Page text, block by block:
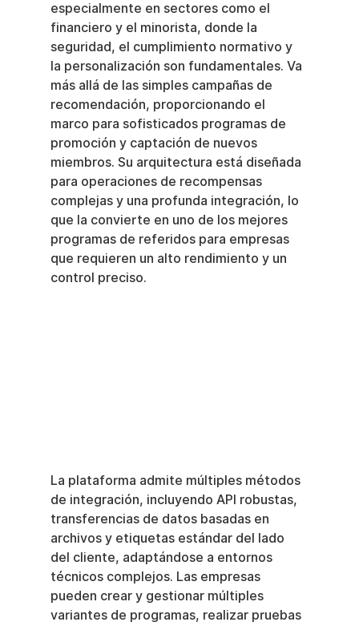
especialmente en sectores como el
financiero y el minorista, donde la
seguridad, el cumplimiento normativo y
la personalización son fundamentales. Va
más allá de las simples campañas de
recomendación, proporcionando el
marco para sofisticados programas de
promoción y captación de nuevos
miembros. Su arquitectura está diseñada
para operaciones de recompensas
complejas y una profunda integración, lo
que la convierte en uno de los mejores
programas de referidos para empresas
que requieren un alto rendimiento y un
control preciso.
La plataforma admite múltiples métodos
de integración, incluyendo API robustas,
transferencias de datos basadas en
archivos y etiquetas estándar del lado
del cliente, adaptándose a entornos
técnicos complejos. Las empresas
pueden crear y gestionar múltiples
variantes de programas, realizar pruebas